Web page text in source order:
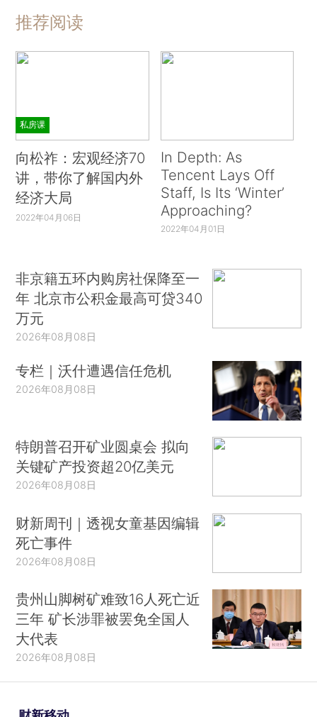
推荐阅读
私房课
向松祚：宏观经济70
讲，带你了解国内外
经济大局
2022年04月06日
In Depth: As
Tencent Lays Off
Staff, Is Its ‘Winter’
Approaching?
2022年04月01日
非京籍五环内购房社保降至一
年 北京市公积金最高可贷340
万元
2026年08月08日
专栏｜沃什遭遇信任危机
2026年08月08日
特朗普召开矿业圆桌会 拟向
关键矿产投资超20亿美元
2026年08月08日
财新周刊｜透视女童基因编辑
死亡事件
2026年08月08日
贵州山脚树矿难致16人死亡近
三年 矿长涉罪被罢免全国人
大代表
2026年08月08日